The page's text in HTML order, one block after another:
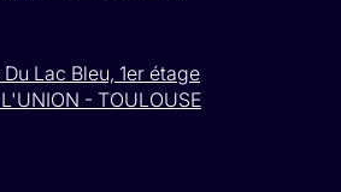
Du Lac Bleu, 1er étage
- TOULOUSE